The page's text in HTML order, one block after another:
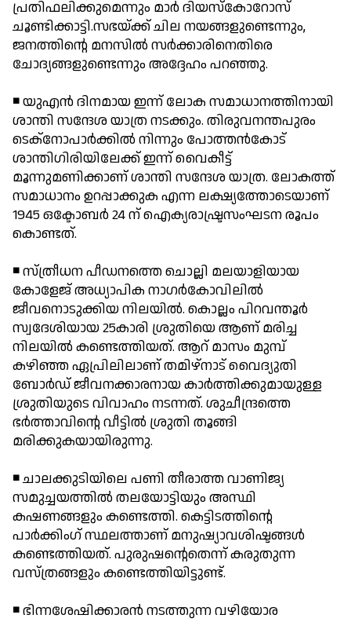
പ്രതിഫലിക്കുമെന്നും മാര്‍ ദിയസ്‌കോറോസ്
ചൂണ്ടിക്കാട്ടി.സഭയ്ക്ക് ചില നയങ്ങളുണ്ടെന്നും,
ജനത്തിന്റെ മനസില്‍ സര്‍ക്കാരിനെതിരെ
ചോദ്യങ്ങളുണ്ടെന്നും അദ്ദേഹം പറഞ്ഞു.
◾ യുഎന്‍ ദിനമായ ഇന്ന് ലോക സമാധാനത്തിനായി
ശാന്തി സന്ദേശ യാത്ര നടക്കും. തിരുവനന്തപുരം
ടെക്‌നോപാര്‍ക്കില്‍ നിന്നും പോത്തന്‍കോട്
ശാന്തിഗിരിയിലേക്ക് ഇന്ന് വൈകീട്ട്
മൂന്നുമണിക്കാണ് ശാന്തി സന്ദേശ യാത്ര. ലോകത്ത്
സമാധാനം ഉറപ്പാക്കുക എന്ന ലക്ഷ്യത്തോടെയാണ്
1945 ഒക്ടോബര്‍ 24 ന് ഐക്യരാഷ്ട്രസംഘടന രൂപം
കൊണ്ടത്.
◾ സ്ത്രീധന പീഡനത്തെ ചൊല്ലി മലയാളിയായ
കോളേജ് അധ്യാപിക നാഗര്‍കോവിലില്‍
ജീവനൊടുക്കിയ നിലയില്‍. കൊല്ലം പിറവന്തൂര്‍
സ്വദേശിയായ 25കാരി ശ്രുതിയെ ആണ് മരിച്ച
നിലയില്‍ കണ്ടെത്തിയത്. ആറ് മാസം മുമ്പ്
കഴിഞ്ഞ ഏപ്രിലിലാണ് തമിഴ്‌നാട് വൈദ്യുതി
ബോര്‍ഡ് ജീവനക്കാരനായ കാര്‍ത്തിക്കുമായുള്ള
ശ്രുതിയുടെ വിവാഹം നടന്നത്. ശുചീന്ദ്രത്തെ
ഭര്‍ത്താവിന്റെ വീട്ടില്‍ ശ്രുതി തൂങ്ങി
മരിക്കുകയായിരുന്നു.
◾ ചാലക്കുടിയിലെ പണി തീരാത്ത വാണിജ്യ
സമുച്ചയത്തില്‍ തലയോട്ടിയും അസ്ഥി
കഷണങ്ങളും കണ്ടെത്തി. കെട്ടിടത്തിന്റെ
പാര്‍ക്കിംഗ് സ്ഥലത്താണ് മനുഷ്യാവശിഷ്ടങ്ങള്‍
കണ്ടെത്തിയത്. പുരുഷന്റെതെന്ന് കരുതുന്ന
വസ്ത്രങ്ങളും കണ്ടെത്തിയിട്ടുണ്ട്.
◾ ഭിന്നശേഷിക്കാരന്‍ നടത്തുന്ന വഴിയോര